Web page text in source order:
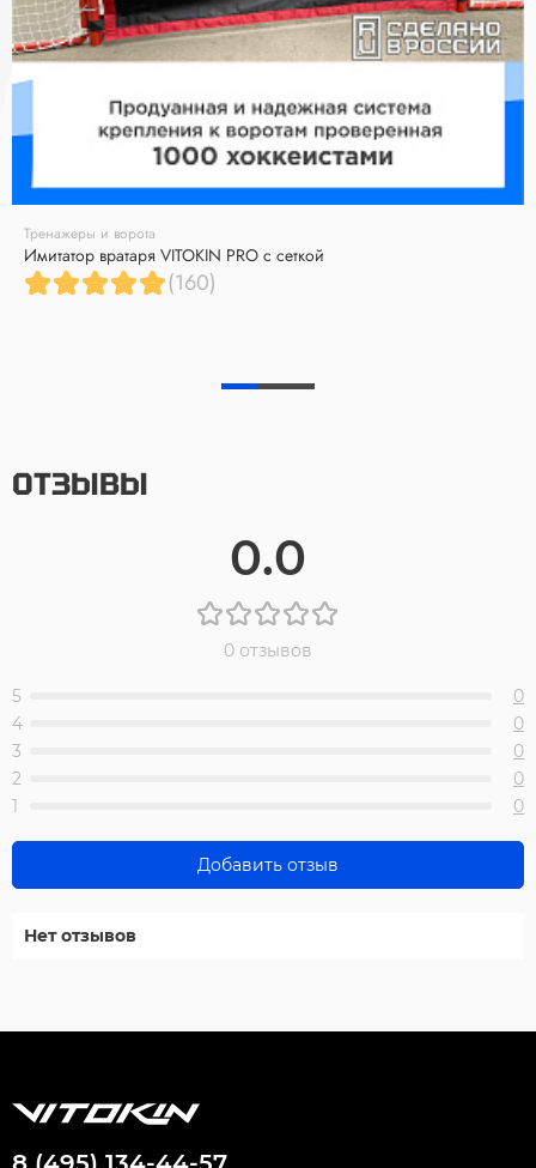
Тренажеры и ворота
Имитатор вратаря VITOKIN PRO с сеткой
(160)
ОТЗЫВЫ
0.0
0 отзывов
5
0
4
0
3
0
2
0
1
0
Добавить отзыв
Нет отзывов